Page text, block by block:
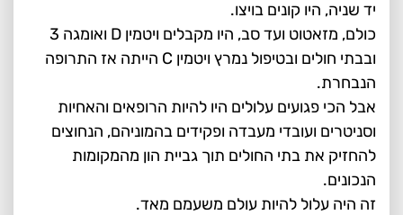
יד שניה, היו קונים בויצו.
כולם, מזאטוט ועד סב, היו מקבלים ויטמין D ואומגה 3
ובבתי חולים ובטיפול נמרץ ויטמין C הייתה אז התרופה
הנבחרת.
אבל הכי פגועים עלולים היו להיות הרופאים והאחיות
וסניטרים ועובדי מעבדה ופקידים בהמוניהם, הנחוצים
להחזיק את בתי החולים תוך גביית הון מהמקומות
הנכונים.
זה היה עלול להיות עולם משעמם מאד.